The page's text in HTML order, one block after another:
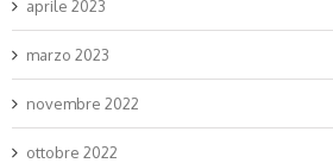
aprile 2023
marzo 2023
novembre 2022
ottobre 2022